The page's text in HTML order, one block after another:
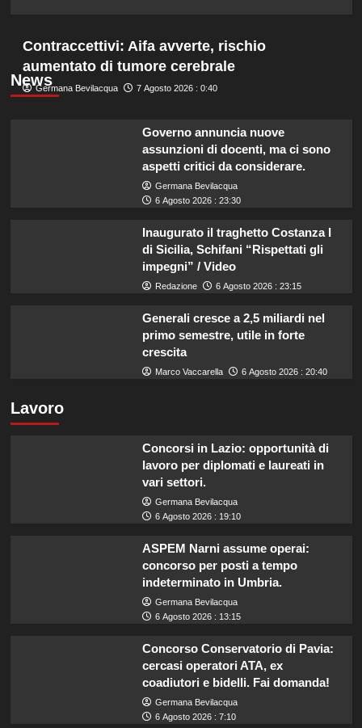
News
Contraccettivi: Aifa avverte, rischio
aumentato di tumore cerebrale
Germana Bevilacqua 7 Agosto 2026 : 0:40
Governo annuncia nuove
assunzioni di docenti, ma ci sono
aspetti critici da considerare.
Germana Bevilacqua
6 Agosto 2026 : 23:30
Inaugurato il traghetto Costanza I
di Sicilia, Schifani “Rispettati gli
impegni” / Video
Redazione 6 Agosto 2026 : 23:15
Generali cresce a 2,5 miliardi nel
primo semestre, utile in forte
crescita
Marco Vaccarella 6 Agosto 2026 : 20:40
Lavoro
Concorsi in Lazio: opportunità di
lavoro per diplomati e laureati in
vari settori.
Germana Bevilacqua
6 Agosto 2026 : 19:10
ASPEM Narni assume operai:
concorso per posti a tempo
indeterminato in Umbria.
Germana Bevilacqua
6 Agosto 2026 : 13:15
Concorso Conservatorio di Pavia:
cercasi operatori ATA, ex
coadiutori e bidelli. Fai domanda!
Germana Bevilacqua
6 Agosto 2026 : 7:10